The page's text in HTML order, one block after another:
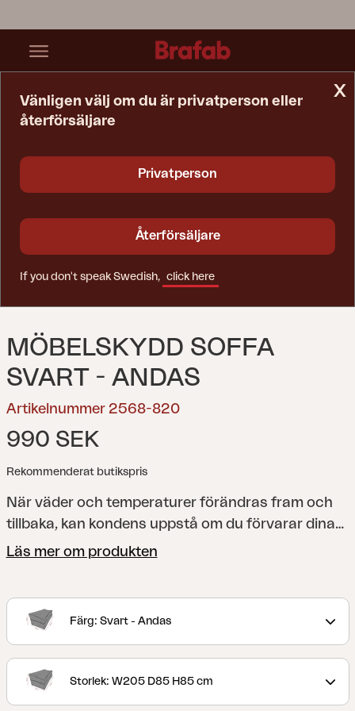
MÖBELSKYDD SOFFA
SVART - ANDAS
Artikelnummer 2568-820
990 SEK
Rekommenderat butikspris
När väder och temperaturer förändras fram och
tillbaka, kan kondens uppstå om du förvarar dina
utemöbler under skydd som inte andas. Det är
relaterade till kondens. Med ett andningsbart och
samtidigt vattentätt utemöbelskydd från Brafab
säkert, håller sig torra och inte riskerar att ta
skada av kondens. Det är också ett smart sätt att
Läs mer om produkten
Färg: Svart - Andas
Storlek: W205 D85 H85 cm
x
Vänligen välj om du är privatperson eller
återförsäljare
Privatperson
Återförsäljare
If you don't speak Swedish, click here